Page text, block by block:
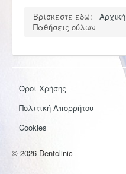
Βρίσκεστε εδώ: Αρχική
Παθήσεις ούλων
Όροι Χρήσης
Πολιτική Απορρήτου
Cookies
© 2026 Dentclinic